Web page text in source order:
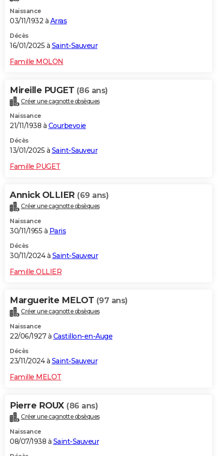
Naissance
03/11/1932 à Arras
Décès
16/01/2025 à Saint-Sauveur
Famille MOLON
Mireille PUGET (86 ans)
Créer une cagnotte obsèques
Naissance
21/11/1938 à Courbevoie
Décès
13/01/2025 à Saint-Sauveur
Famille PUGET
Annick OLLIER (69 ans)
Créer une cagnotte obsèques
Naissance
30/11/1955 à Paris
Décès
30/11/2024 à Saint-Sauveur
Famille OLLIER
Marguerite MELOT (97 ans)
Créer une cagnotte obsèques
Naissance
22/06/1927 à Castillon-en-Auge
Décès
23/11/2024 à Saint-Sauveur
Famille MELOT
Pierre ROUX (86 ans)
Créer une cagnotte obsèques
Naissance
08/07/1938 à Saint-Sauveur